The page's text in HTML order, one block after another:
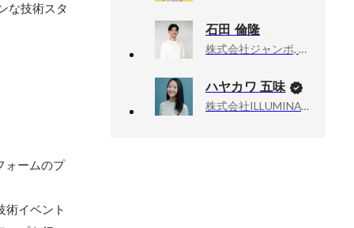
な技術スタ
ォームのプ
術イベント
石田 倫隆
株式会社ジャンボ, プロジェクトリーダー / iOSエンジニア
ハヤカワ 五味
株式会社ILLUMINATE, 代表取締役